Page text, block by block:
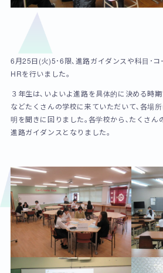
6月25日(火)5･6限､進路ガイダンスや科目･コ
HRを行いました。
３年生は､いよいよ進路を具体的に決める時
などたくさんの学校に来ていただいて､各場
明を聞きに回りました｡各学校から､たくさん
進路ガイダンスとなりました｡